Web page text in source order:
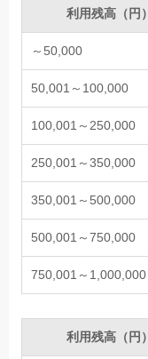
利用残高（円）
～50,000
50,001～100,000
100,001～250,000
250,001～350,000
350,001～500,000
500,001～750,000
750,001～1,000,000
利用残高（円）